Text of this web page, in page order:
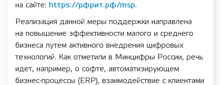
на сайте: https://рфрит.рф/msp.
Реализация данной меры поддержки направлена
на повышение эффективности малого и среднего
бизнеса путем активного внедрения цифровых
технологий. Как отметили в Минцифры России, речь
идет, например, о софте, автоматизирующем
бизнес-процессы (ERP), взаимодействие с клиентами